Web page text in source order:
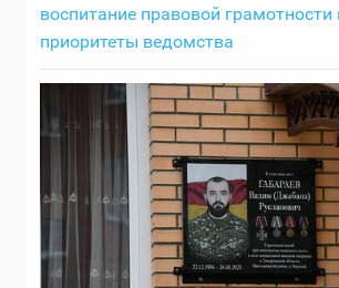
воспитание правовой
приоритеты ведомства